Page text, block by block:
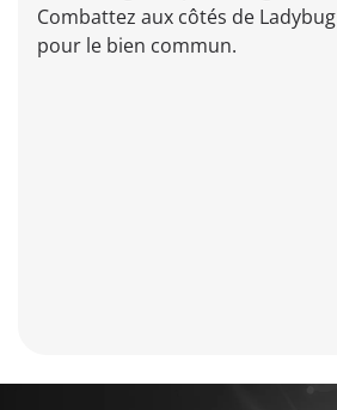
Combattez aux côtés de Ladybug
pour le bien commun.